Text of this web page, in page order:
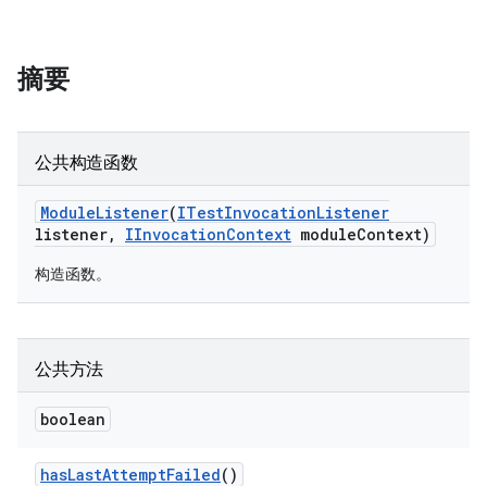
摘要
公共构造函数
ModuleListener(ITestInvocationListener
listener, IInvocationContext moduleContext)
构造函数。
公共方法
boolean
hasLastAttemptFailed()